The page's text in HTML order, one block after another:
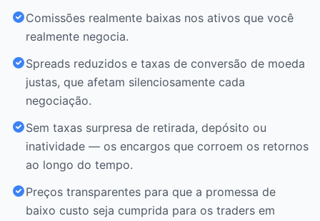
Comissões realmente baixas nos ativos que você
realmente negocia.
Spreads reduzidos e taxas de conversão de moeda
justas, que afetam silenciosamente cada
negociação.
Sem taxas surpresa de retirada, depósito ou
inatividade — os encargos que corroem os retornos
ao longo do tempo.
Preços transparentes para que a promessa de
baixo custo seja cumprida para os traders em